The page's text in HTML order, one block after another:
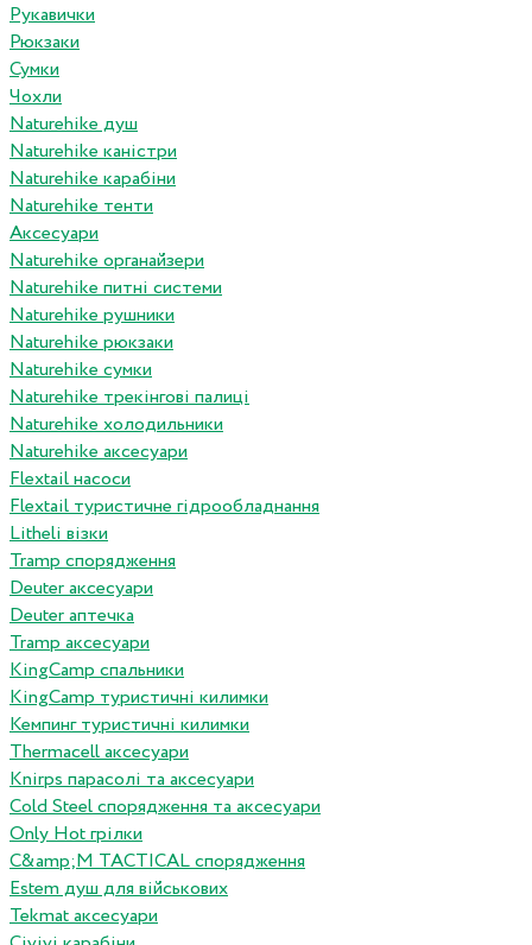
Рукавички
Рюкзаки
Сумки
Чохли
Naturehike душ
Naturehike каністри
Naturehike карабіни
Naturehike тенти
Аксесуари
Naturehike органайзери
Naturehike питні системи
Naturehike рушники
Naturehike рюкзаки
Naturehike сумки
Naturehike трекінгові палиці
Naturehike холодильники
Naturehike аксесуари
Flextail насоси
Flextail туристичне гідрообладнання
Litheli візки
Tramp спорядження
Deuter аксесуари
Deuter аптечка
Tramp аксесуари
KingCamp спальники
KingCamp туристичні килимки
Кемпинг туристичні килимки
Thermacell аксесуари
Knirps парасолі та аксесуари
Cold Steel спорядження та аксесуари
Only Hot грілки
C&amp;M TACTICAL спорядження
Estem душ для військових
Tekmat аксесуари